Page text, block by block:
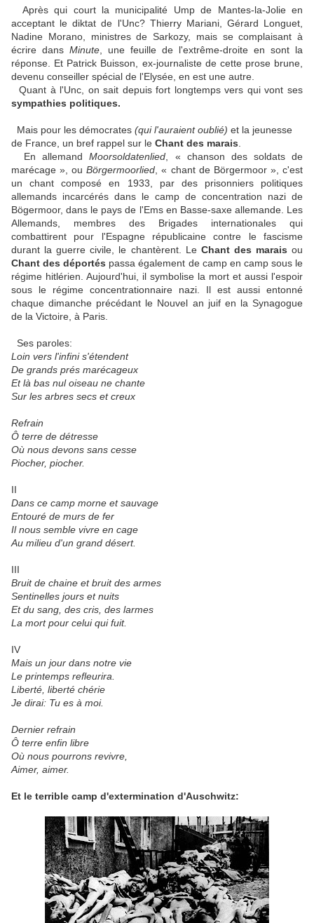
Après qui court la municipalité Ump de Mantes-la-Jolie en
acceptant le diktat de l'Unc? Thierry Mariani, Gérard Longuet,
Nadine Morano, ministres de Sarkozy, mais se complaisant à
écrire dans Minute , une feuille de l'extrême-droite en sont la
réponse. Et Patrick Buisson, ex-journaliste de cette prose brune,
devenu conseiller spécial de l'Elysée, en est une autre.
Quant à l'Unc, on sait depuis fort longtemps vers qui vont ses
sympathies politiques.
Mais pour les démocrates (qui l'auraient oublié) et la jeunesse
de France, un bref rappel sur le Chant des marais
En allemandMoorsoldatenlied , « chanson des soldats de
marécage », ouBörgermoorlied , « chant de Börgermoor », c'est
un chant composé en 1933, par des prisonniers politiques
allemands incarcérés dans le camp de concentration nazi de
Bögermoor, dans le pays de l'Ems en Basse-saxe allemande. Les
Allemands, membres des Brigades internationales qui
combattirent pour l'Espagne républicaine contre le fascisme
durant la guerre civile, le chantèrent. Le Chant des marais ou
Chant des déportés passa également de camp en camp sous le
régime hitlérien. Aujourd'hui, il symbolise la mort et aussi l'espoir
sous le régime concentrationnaire nazi. Il est aussi entonné
chaque dimanche précédant le Nouvel an juif en la Synagogue
de la Victoire, à Paris.
Ses paroles:
Loin vers l'infini s'étendent
De grands prés marécageux
Et là bas nul oiseau ne chante
Sur les arbres secs et creux
Refrain
Ô terre de détresse
Où nous devons sans cesse
Piocher, piocher.
II
Dans ce camp morne et sauvage
Entouré de murs de fer
Il nous semble vivre en cage
Au milieu d'un grand désert.
III
Bruit de chaine et bruit des armes
Sentinelles jours et nuits
Et du sang, des cris, des larmes
La mort pour celui qui fuit.
IV
Mais un jour dans notre vie
Le printemps refleurira.
Liberté, liberté chérie
Je dirai: Tu es à moi.
Dernier refrain
Ô terre enfin libre
Où nous pourrons revivre,
Aimer, aimer.
Et le terrible camp d'extermination d'Auschwitz: